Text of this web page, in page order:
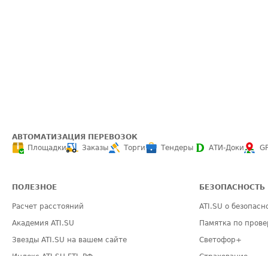
АВТОМАТИЗАЦИЯ ПЕРЕВОЗОК
Площадки
Заказы Торги Тендеры АТИ-Доки
ПОЛЕЗНОЕ
Расчет расстояний
Академия ATI.SU
Звезды ATI.SU на вашем сайте
БЕЗОПАСНОСТЬ
ATI.SU о
Памятка по
Светофор+